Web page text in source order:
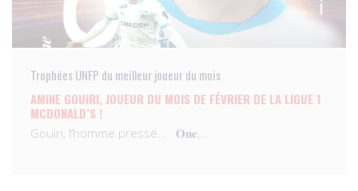
Trophées UNFP du meilleur joueur du mois
AMINE GOUIRI, JOUEUR DU MOIS DE FÉVRIER DE LA LIGUE 1
MCDONALD’S !
Gouiri, l’homme pressé… 𝐎𝐧𝐞,…